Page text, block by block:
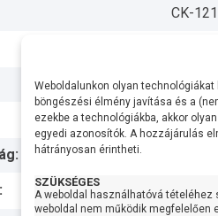
CK-
370W
17
8 méter
Weboldalunkon olyan
böngészési élmény javítása és a
ezekbe a technológiákba, akkor
egyedi azonosítók. A hozzájárulás
hátrányosan érintheti.
SZÜKSÉGES
A weboldal használhatóvá tételéhez
weboldal nem működik megfelelően